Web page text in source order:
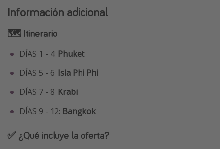
Información adicional
🗺 Itinerario
DÍAS 1 - 4: Phuket
DÍAS 5 - 6: Isla Phi Phi
DÍAS 7 - 8: Krabi
DÍAS 9 - 12: Bangkok
✅ ¿Qué incluye la oferta?